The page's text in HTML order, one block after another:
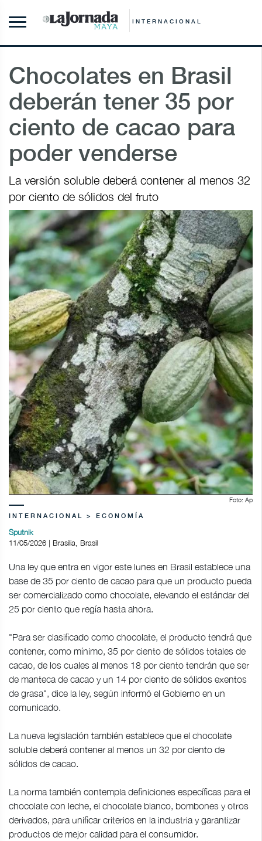
INTERNACIONAL
Chocolates en Brasil
deberán tener 35 por
ciento de cacao para
poder venderse
La versión soluble deberá contener al menos 32
por ciento de sólidos del fruto
Foto: Ap
INTERNACIONAL > ECONOMÍA
Sputnik
11/05/2026 | Brasilia, Brasil
Una ley que entra en vigor este lunes en Brasil establece una
base de 35 por ciento de cacao para que un producto pueda
ser comercializado como chocolate, elevando el estándar del
25 por ciento que regía hasta ahora.
"Para ser clasificado como chocolate, el producto tendrá que
contener, como mínimo, 35 por ciento de sólidos totales de
cacao, de los cuales al menos 18 por ciento tendrán que ser
de manteca de cacao y un 14 por ciento de sólidos exentos
de grasa", dice la ley, según informó el Gobierno en un
comunicado​​​.
La nueva legislación también establece que el chocolate
soluble deberá contener al menos un 32 por ciento de
sólidos de cacao.
La norma también contempla definiciones específicas para el
chocolate con leche, el chocolate blanco, bombones y otros
derivados, para unificar criterios en la industria y garantizar
productos de mejor calidad para el consumidor.